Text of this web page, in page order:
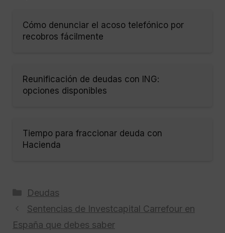
Cómo denunciar el acoso telefónico por
recobros fácilmente
Reunificación de deudas con ING:
opciones disponibles
Tiempo para fraccionar deuda con
Hacienda
Categorías
Deudas
Sentencias de Investcapital Carrefour en
España que debes saber